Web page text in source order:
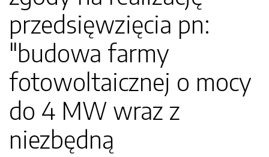
przedsięwzięcia pn:
"budowa farmy
fotowoltaicznej o mocy
do 4 MW wraz z
niezbędną